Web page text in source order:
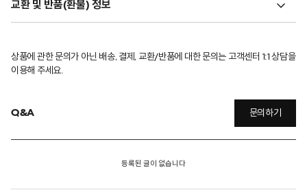
교환 및 반품(환불) 정보
상품에 관한 문의가 아닌 배송, 결제, 교환/반품에 대한 문의는 고객센터 1:1 상담을
이용해 주세요.
Q&A 문의하기
등록된 글이 없습니다